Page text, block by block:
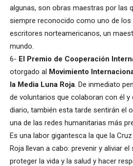
algunas, son obras maestras por las
siempre reconocido como uno de los
escritores norteamericanos, un
mundo.
6- El Premio de Cooperación
otorgado al Movimiento
la Media Luna Roja. De inmediato
de voluntarios que colaboran con él y
diario, también esta tarde sentirán el
una de las redes humanitarias más
Es una labor gigantesca la que la
Roja llevan a cabo: prevenir y aliviar
proteger la vida y la salud y hacer